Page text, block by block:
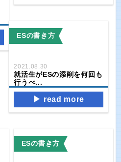
ESの書き方
2021.08.30
就活生がESの添削を何回も
行うべ...
read more
ESの書き方